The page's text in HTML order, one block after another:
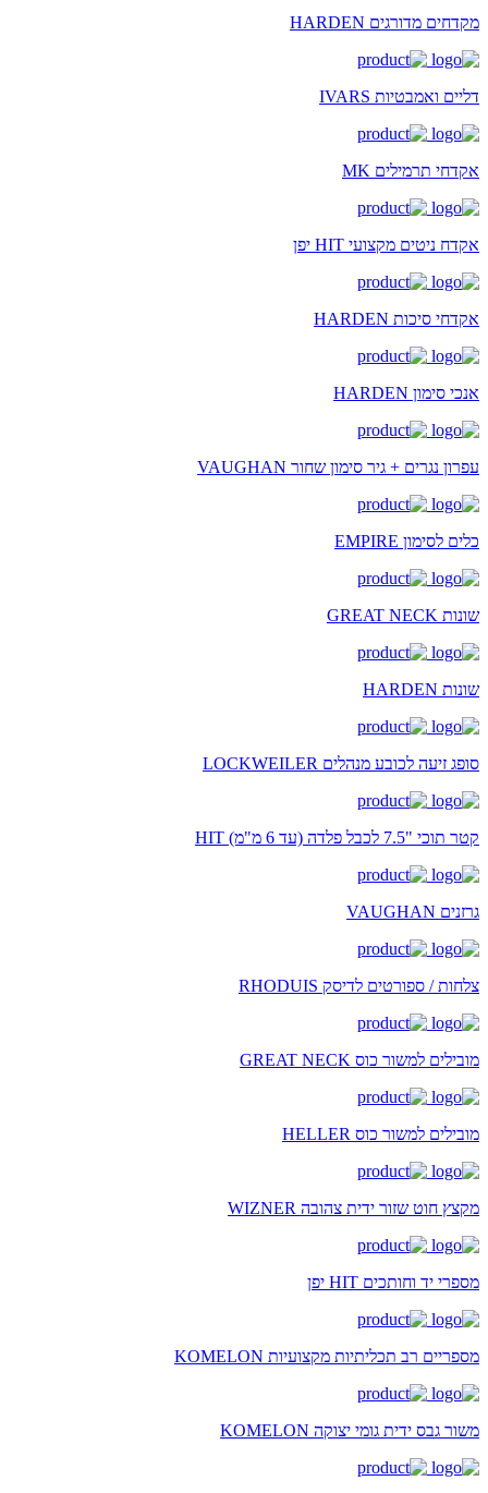
מקדחים מדורגים HARDEN
דליים ואמבטיות IVARS
אקדחי תרמילים MK
אקדח ניטים מקצועי HIT יפן
אקדחי סיכות HARDEN
אנכי סימון HARDEN
עפרון נגרים + גיר סימון שחור VAUGHAN
כלים לסימון EMPIRE
שונות GREAT NECK
שונות HARDEN
סופג זיעה לכובע מנהלים LOCKWEILER
קטר תוכי "7.5 לכבל פלדה (עד 6 מ"מ) HIT
גרזנים VAUGHAN
צלחות / ספורטים לדיסק RHODUIS
מובילים למשור כוס GREAT NECK
מובילים למשור כוס HELLER
מקצץ חוט שזור ידית צהובה WIZNER
מספרי יד וחותכים HIT יפן
מספריים רב תכליתיות מקצועיות KOMELON
משור גבס ידית גומי יצוקה KOMELON